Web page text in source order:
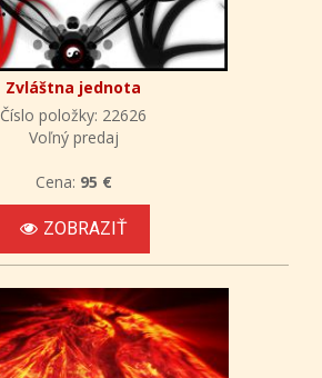
Zvláštna jednota
Číslo položky: 22626
Voľný predaj
Cena: 95 €
ZOBRAZIŤ